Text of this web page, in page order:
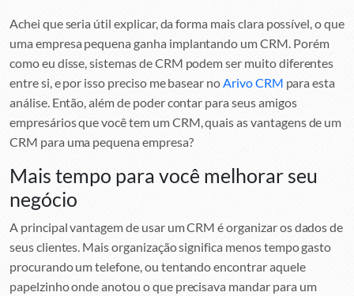
Achei que seria útil explicar, da forma mais clara possível, o que
uma empresa pequena ganha implantando um CRM. Porém
como eu disse, sistemas de CRM podem ser muito diferentes
entre si, e por isso preciso me basear noArivo CRM para esta
análise. Então, além de poder contar para seus amigos
empresários que você tem um CRM, quais as vantagens de um
CRM para uma pequena empresa?
Mais tempo para você melhorar seu
negócio
A principal vantagem de usar um CRM é organizar os dados de
seus clientes. Mais organização significa menos tempo gasto
procurando um telefone, ou tentando encontrar aquele
papelzinho onde anotou o que precisava mandar para um